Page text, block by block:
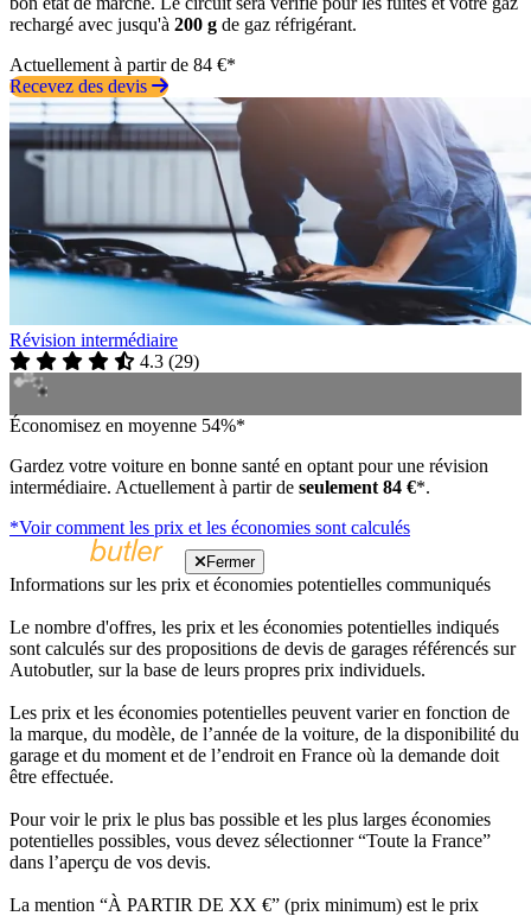
rechargé avec jusqu'à 200 g de gaz réfrigérant.
Actuellement à partir de 84 €*
Recevez des devis
Révision intermédiaire
4.3 (29)
Économisez en moyenne 54%*
Gardez votre voiture en bonne santé en optant pour une révision
intermédiaire. Actuellement à partir de seulement 84 €*.
*Voir comment les prix et les économies sont calculés
Fermer
Informations sur les prix et économies potentielles communiqués
Le nombre d'offres, les prix et les économies potentielles indiqués
sont calculés sur des propositions de devis de garages référencés sur
Autobutler, sur la base de leurs propres prix individuels.
Les prix et les économies potentielles peuvent varier en fonction de
la marque, du modèle, de l’année de la voiture, de la disponibilité du
garage et du moment et de l’endroit en France où la demande doit
être effectuée.
Pour voir le prix le plus bas possible et les plus larges économies
potentielles possibles, vous devez sélectionner “Toute la France”
dans l’aperçu de vos devis.
La mention “À PARTIR DE XX €” (prix minimum) est le prix